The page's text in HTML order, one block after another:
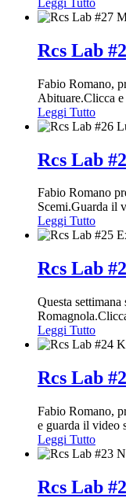
Rcs Lab
Fabio Romano,
Abituare.Clicca
Leggi Tutto
Rcs Lab
Fabio Romano
Scemi.Guarda il
Leggi Tutto
Rcs Lab
Questa
Leggi Tutto
Rcs Lab
Fabio Romano,
e guarda il video
Leggi Tutto
Rcs Lab